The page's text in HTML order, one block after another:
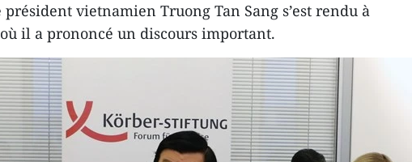
vietnamien Truong Tan Sang s’est rendu à
il a prononcé un discours important.